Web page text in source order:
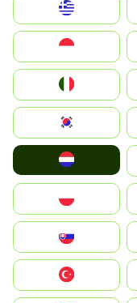
Magyarország
South Korea
United States